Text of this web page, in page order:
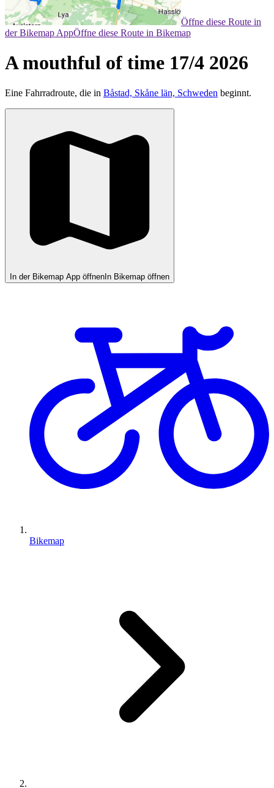
Öffne diese Route in
der Bikemap AppÖffne diese Route in Bikemap
A mouthful of time 17/4 2026
Eine Fahrradroute, die in Båstad, Skåne län, Schweden beginnt.
In der Bikemap App öffnen In Bikemap öffnen
Bikemap